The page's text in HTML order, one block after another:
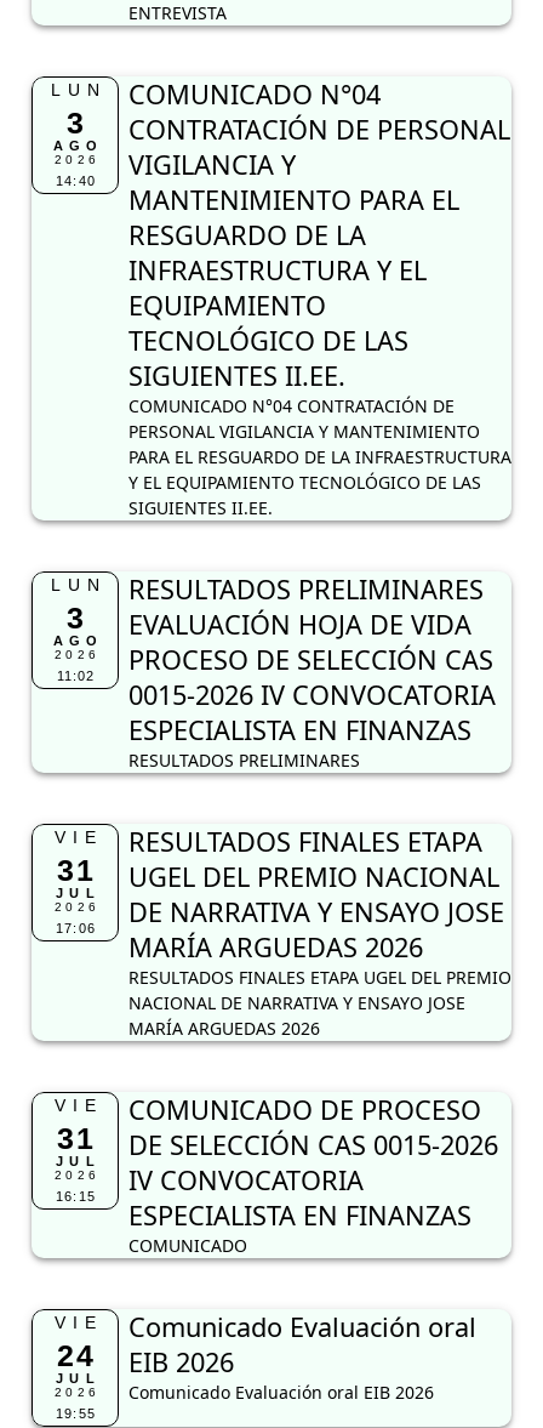
ENTREVISTA
LUN
3
AGO
2026
14:40
COMUNICADO N°04
CONTRATACIÓN DE PERSONAL
VIGILANCIA Y
MANTENIMIENTO PARA EL
RESGUARDO DE LA
INFRAESTRUCTURA Y EL
EQUIPAMIENTO
TECNOLÓGICO DE LAS
SIGUIENTES II.EE.
COMUNICADO N°04 CONTRATACIÓN DE
PERSONAL VIGILANCIA Y MANTENIMIENTO
PARA EL RESGUARDO DE LA INFRAESTRUCTURA
Y EL EQUIPAMIENTO TECNOLÓGICO DE LAS
SIGUIENTES II.EE.
LUN
3
AGO
2026
11:02
RESULTADOS PRELIMINARES
EVALUACIÓN HOJA DE VIDA
PROCESO DE SELECCIÓN CAS
0015-2026 IV CONVOCATORIA
ESPECIALISTA EN FINANZAS
RESULTADOS PRELIMINARES
VIE
31
JUL
2026
17:06
RESULTADOS FINALES ETAPA
UGEL DEL PREMIO NACIONAL
DE NARRATIVA Y ENSAYO JOSE
MARÍA ARGUEDAS 2026
RESULTADOS FINALES ETAPA UGEL DEL PREMIO
NACIONAL DE NARRATIVA Y ENSAYO JOSE
MARÍA ARGUEDAS 2026
VIE
31
JUL
2026
16:15
COMUNICADO DE PROCESO
DE SELECCIÓN CAS 0015-2026
IV CONVOCATORIA
ESPECIALISTA EN FINANZAS
COMUNICADO
VIE
24
JUL
2026
19:55
Comunicado Evaluación oral
EIB 2026
Comunicado Evaluación oral EIB 2026